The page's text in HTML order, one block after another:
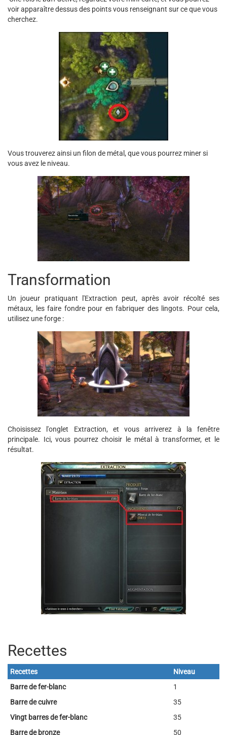
voir apparaître dessus des points vous renseignant sur ce que vous
cherchez.
Vous trouverez ainsi un filon de métal, que vous pourrez miner si
vous avez le niveau.
Transformation
Un joueur pratiquant l'Extraction peut, après avoir récolté ses
métaux, les faire fondre pour en fabriquer des lingots. Pour cela,
utilisez une forge :
Choisissez l'onglet Extraction, et vous arriverez à la fenêtre
principale. Ici, vous pourrez choisir le métal à transformer, et le
résultat.
Recettes
Recettes
Niveau
Barre de fer-blanc
1
Barre de cuivre
35
Vingt barres de fer-blanc
35
Barre de bronze
50